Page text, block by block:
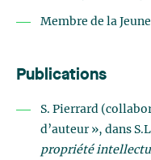
Membre de la
Publications
S. Pierrard
d’auteur », dans
propriété